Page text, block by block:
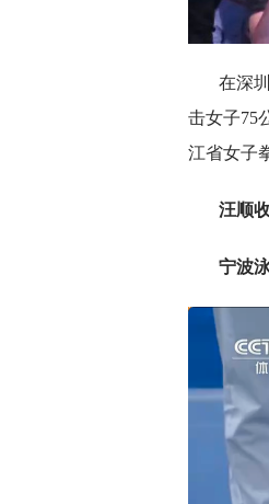
在深
击女子75
江省女子
汪顺
宁波